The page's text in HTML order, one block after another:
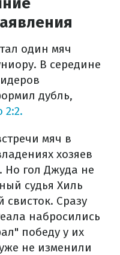
один мяч
В середине
дубль,
мяч в
хозяев
Но гол Джуда не
судья Хиль
Сразу
набросились
победу у их
не изменили